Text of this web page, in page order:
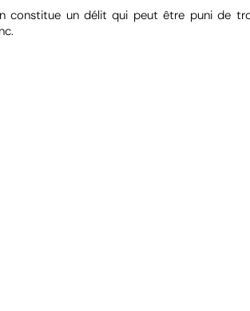
constitue un délit qui peut être puni de